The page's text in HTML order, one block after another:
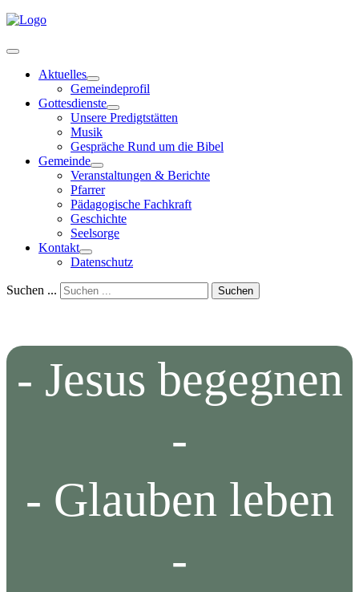
Aktuelles
Gemeindeprofil
Gottesdienste
Unsere Predigtstätten
Musik
Gespräche Rund um die Bibel
Gemeinde
Veranstaltungen & Berichte
Pfarrer
Pädagogische Fachkraft
Geschichte
Seelsorge
Kontakt
Datenschutz
Suchen ... Suchen
- Jesus begegnen
-
- Glauben leben
-